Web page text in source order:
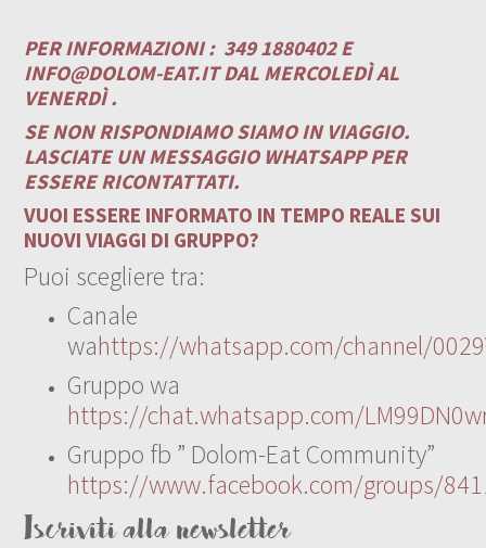
PER INFORMAZIONI : 349 1880402 E
INFO@DOLOM-EAT.ITDAL MERCOLEDÌ AL
VENERDÌ .
SE NON RISPONDIAMO SIAMO IN VIAGGIO.
LASCIATE UN MESSAGGIO WHATSAPP PER
ESSERE RICONTATTATI.
VUOI ESSERE INFORMATO IN TEMPO REALE SUI
NUOVI VIAGGI DI GRUPPO?
Puoi scegliere tra:
Canale
wahttps://whatsapp.com/channel/
Gruppo wa
https://chat.whatsapp.com/
Gruppo fb ” Dolom-Eat Community”
https://www.facebook.com/groups/
Iscriviti alla newsletter